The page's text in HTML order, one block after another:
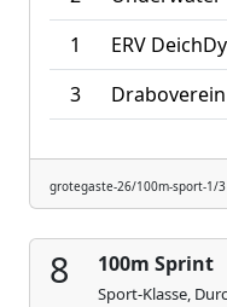
1
ERV
3
grotegaste-26/100m-sport-1/3
8 100m Sprint
Sport-Klasse,